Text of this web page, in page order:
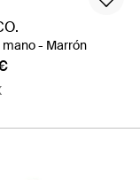
mano - Marrón